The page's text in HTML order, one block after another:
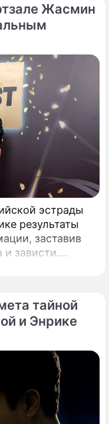
Жасмин
эстрады
результаты
заставив
и зависти.
бурю в Сети.
тайной
и Энрике